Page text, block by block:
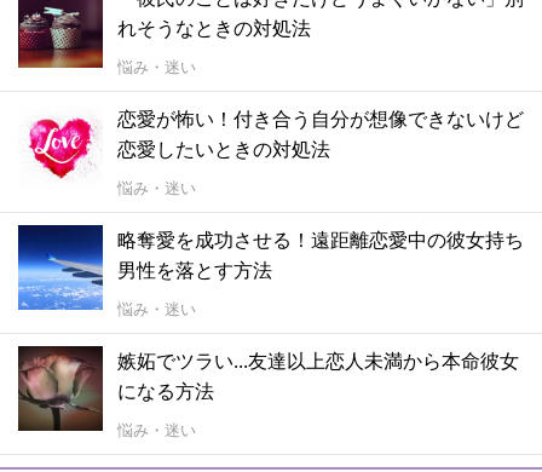
れそうなときの対処法
悩み・迷い
恋愛が怖い！付き合う自分が想像できないけど
恋愛したいときの対処法
悩み・迷い
略奪愛を成功させる！遠距離恋愛中の彼女持ち
男性を落とす方法
悩み・迷い
嫉妬でツラい...友達以上恋人未満から本命彼女
になる方法
悩み・迷い